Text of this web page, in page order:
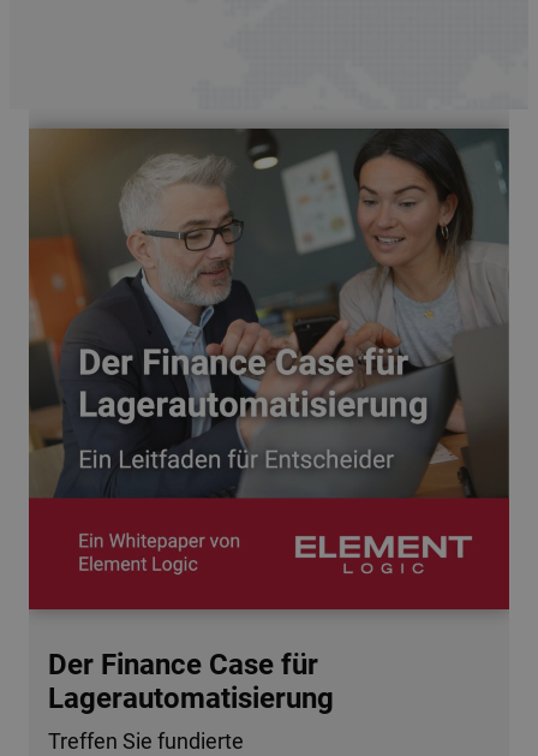
Der Finance Case für
Lagerautomatisierung
Treffen Sie fundierte